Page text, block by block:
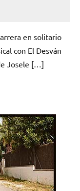
en solitario
con El Desván
Josele […]